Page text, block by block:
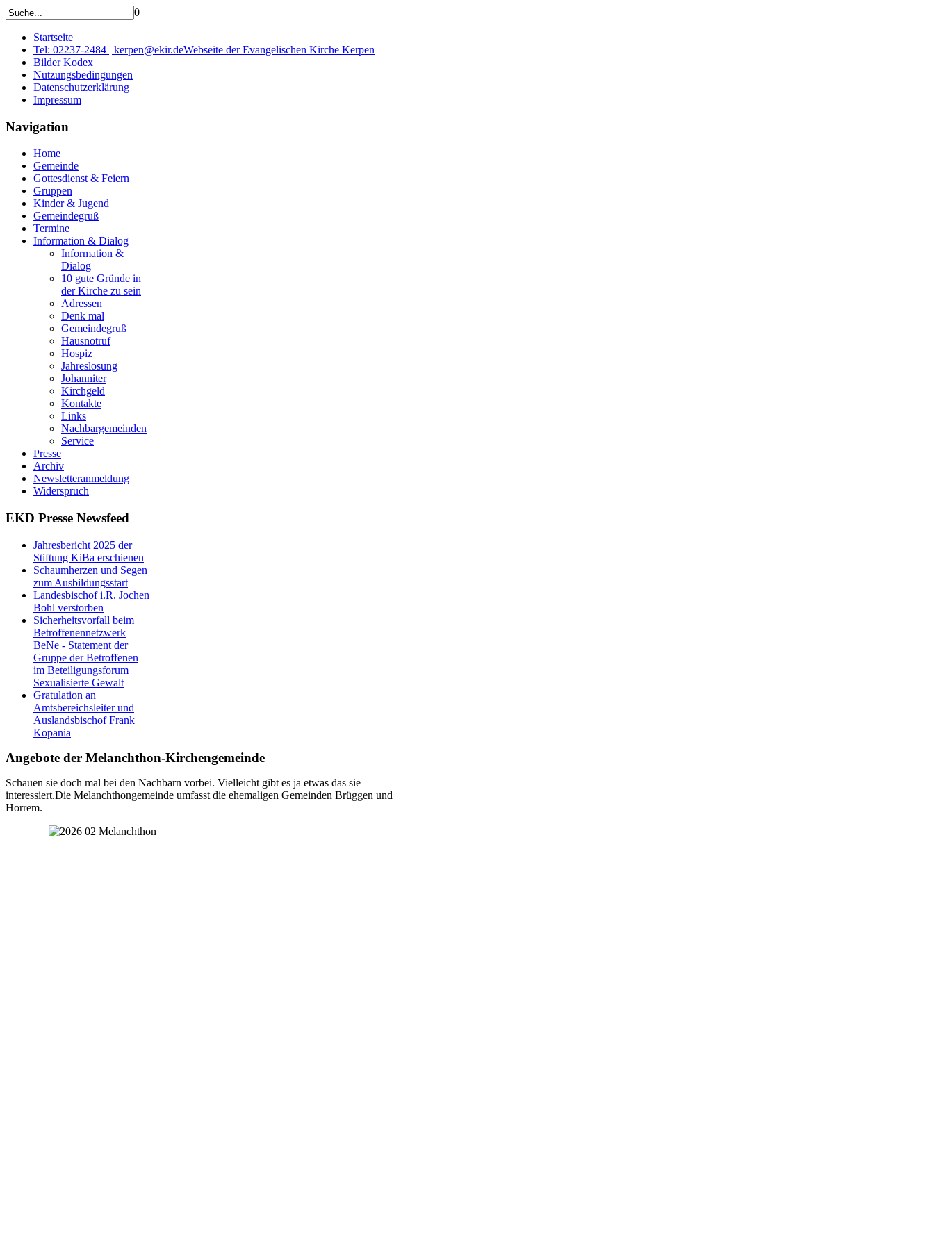
0
Startseite
Tel: 02237-2484 | kerpen@ekir.deWebseite der Evangelischen Kirche Kerpen
Bilder Kodex
Nutzungsbedingungen
Datenschutzerklärung
Impressum
Navigation
Home
Gemeinde
Gottesdienst & Feiern
Gruppen
Kinder & Jugend
Gemeindegruß
Termine
Information & Dialog
Information &
Dialog
10 gute Gründe in
der Kirche zu sein
Adressen
Denk mal
Gemeindegruß
Hausnotruf
Hospiz
Jahreslosung
Johanniter
Kirchgeld
Kontakte
Links
Nachbargemeinden
Service
Presse
Archiv
Newsletteranmeldung
Widerspruch
EKD Presse Newsfeed
Jahresbericht 2025 der
Stiftung KiBa erschienen
Schaumherzen und Segen
zum Ausbildungsstart
Landesbischof i.R. Jochen
Bohl verstorben
Sicherheitsvorfall beim
Betroffenennetzwerk
BeNe - Statement der
Gruppe der Betroffenen
im Beteiligungsforum
Sexualisierte Gewalt
Gratulation an
Amtsbereichsleiter und
Auslandsbischof Frank
Kopania
Angebote der Melanchthon-Kirchengemeinde
Schauen sie doch mal bei den Nachbarn vorbei. Vielleicht gibt es ja etwas das sie
interessiert.Die Melanchthongemeinde umfasst die ehemaligen Gemeinden Brüggen und
Horrem.